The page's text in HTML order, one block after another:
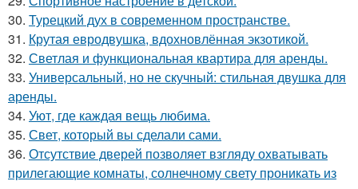
30. Турецкий дух в современном пространстве.
31. Крутая евродвушка, вдохновлённая экзотикой.
32. Светлая и функциональная квартира для аренды.
33. Универсальный, но не скучный: стильная двушка для
аренды.
34. Уют, где каждая вещь любима.
35. Свет, который вы сделали сами.
36. Отсутствие дверей позволяет взгляду охватывать
прилегающие комнаты, солнечному свету проникать из